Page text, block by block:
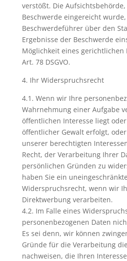
verstößt. Die
Beschwerde eingereicht
Beschwerdeführer über den
Ergebnisse der Beschwerde
Möglichkeit eines gerichtlichen
Art. 78 DSGVO.
4. Ihr Widerspruchsrecht
4.1. Wenn wir Ihre
Wahrnehmung einer Aufgabe
öffentlichen Interesse liegt
öffentlicher Gewalt erfolgt,
unserer berechtigten
Recht, der Verarbeitung Ihrer
persönlichen Gründen zu
haben Sie ein
Widerspruchsrecht, wenn wir
Direktwerbung verarbeiten.
4.2. Im Falle eines
personenbezogenen Daten
Es sei denn, wir können
Gründe für die Verarbeitung
nachweisen, die Ihren